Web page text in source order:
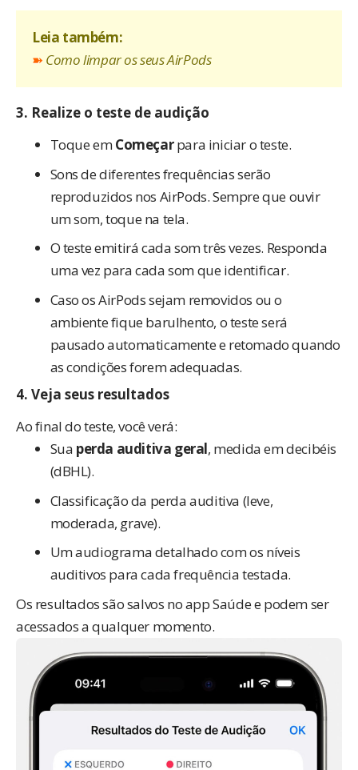
Leia também:
➽ Como limpar os seus AirPods
3. Realize o teste de audição
Toque emComeçarpara iniciar o teste.
Sons de diferentes frequências serão
reproduzidos nos AirPods. Sempre que ouvir
um som, toque na tela.
O teste emitirá cada som três vezes. Responda
uma vez para cada som que identificar.
Caso os AirPods sejam removidos ou o
ambiente fique barulhento, o teste será
pausado automaticamente e retomado quando
as condições forem adequadas.
4. Veja seus resultados
Ao final do teste, você verá:
Sua perda auditiva geral, medida em decibéis
(dBHL).
Classificação da perda auditiva (leve,
moderada, grave).
Um audiograma detalhado com os níveis
auditivos para cada frequência testada.
Os resultados são salvos no app Saúde e podem ser
acessados a qualquer momento.